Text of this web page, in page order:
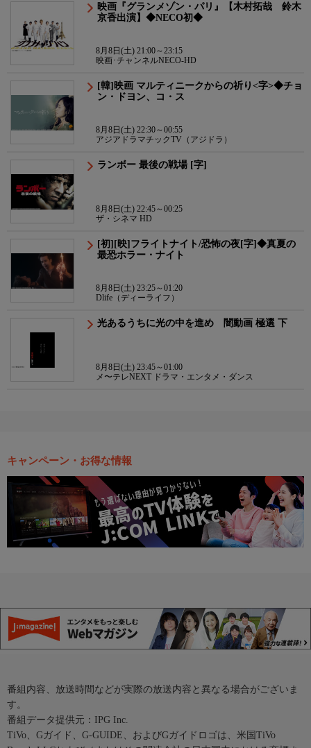
映画『グランメゾン・パリ』【木村拓哉 鈴木
京香出演】◆NECO初◆
8月8日(土) 21:00～23:15
映画･チャンネルNECO-HD
[韓]映画 マルティニークからの祈り<字>◆チョ
ン・ドヨン、コ・ス
8月8日(土) 22:30～00:55
アジアドラマチックTV（アジドラ）
ランボー 最後の戦場 [字]
8月8日(土) 22:45～00:25
ザ・シネマ HD
[初][映]フライトナイト/恐怖の夜[字]◆真夏の
最恐ホラー・ナイト
8月8日(土) 23:25～01:20
Dlife（ディーライフ）
光あるうちに光の中を進め 闇動画 極選 下
8月8日(土) 23:45～01:00
メ〜テレNEXT ドラマ・エンタメ・ダンス
キャンペーン・お得な情報
番組内容、放送時間などが実際の放送内容と異なる場合がございま
す。
番組データ提供元：IPG Inc.
TiVo、Gガイド、G-GUIDE、およびGガイドロゴは、米国TiVo